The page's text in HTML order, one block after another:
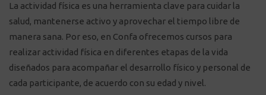
La actividad física es una herramienta clave para cuidar la
salud, mantenerse activo y aprovechar el tiempo libre de
manera sana. Por eso, en Confa ofrecemos cursos para
realizar actividad física en diferentes etapas de la vida
diseñados para acompañar el desarrollo físico y personal de
cada participante, de acuerdo con su edad y nivel.